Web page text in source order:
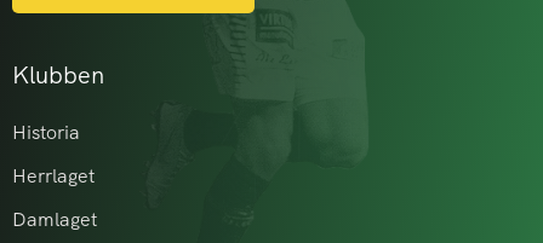
Klubben
Historia
Herrlaget
Damlaget